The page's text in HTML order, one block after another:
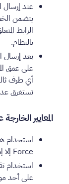
عند
يتضمن
الرابط
بالنظام.
بعد إرسال
على عمق
أي طرف
تستغرق
المعايير
Force إلا إذا تكشف بيانات سرية.
على أحد